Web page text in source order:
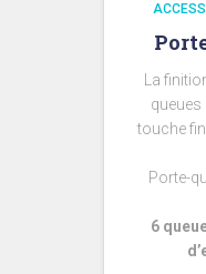
La
queues
touche
Porte-
6